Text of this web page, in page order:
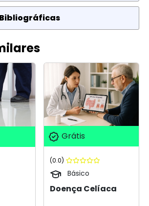
Grátis
(0.0)
Básico
Doença Celíaca